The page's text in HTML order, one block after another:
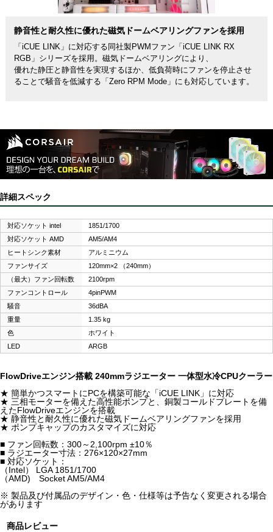
静音性と耐久性に優れた磁気ドームベアリングファンを採用
「iCUE LINK」に対応する同社製PWMファン「iCUE LINK RX
RGB」シリーズを採用。磁気ドームベアリングにより、
優れた静圧と静音性を実現するほか、低負荷時にファンを停止させ
ることで騒音を低減する「Zero RPM Mode」にも対応しています。
詳細スペック
対応ソケット intel
1851/1700
対応ソケット AMD
AM5/AM4
ヒートシンク素材
アルミニウム
ファンサイズ
120mm×2 （240mm）
（最大）ファン回転数
2100rpm
ファンコントロール
4pinPWM
騒音
36dBA
重量
1.35 kg
色
ホワイト
LED
ARGB
FlowDriveエンジン搭載 240mmラジエーター 一体型水冷CPUクーラー
★ 簡単かつスマートにPCを構築可能な「iCUE LINK」に対応
★ 三相モーターを備えた高性能ポンプと、銅製コールドプレートを備
えたFlowDriveエンジンを搭載
★ 静音性と耐久性に優れた磁気ドームベアリングファンを採用
★ ポンプキャップのカスタマイズに対応
■ ファン回転数：300～2,100rpm ±10％
■ ラジエーター寸法：276×120×27mm
■ 対応ソケット：
（Intel） LGA 1851/1700
（AMD) Socket AM5/AM4
※ 製品及び付属品のデザイン・色・仕様等は予告なく変更される場合
があります
商品レビュー